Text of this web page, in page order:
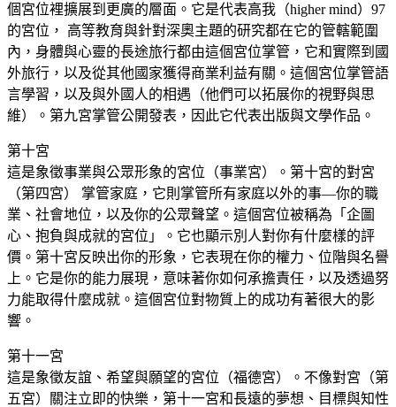
個宮位裡擴展到更廣的層面。它是代表高我（higher mind）97
的宮位， 高等教育與針對深奧主題的研究都在它的管轄範圍
內，身體與心靈的長途旅行都由這個宮位掌管，它和實際到國
外旅行，以及從其他國家獲得商業利益有關。這個宮位掌管語
言學習，以及與外國人的相遇（他們可以拓展你的視野與思
維）。第九宮掌管公開發表，因此它代表出版與文學作品。
第十宮
這是象徵事業與公眾形象的宮位（事業宮）。第十宮的對宮
（第四宮） 掌管家庭，它則掌管所有家庭以外的事—你的職
業、社會地位，以及你的公眾聲望。這個宮位被稱為「企圖
心、抱負與成就的宮位」。它也顯示別人對你有什麼樣的評
價。第十宮反映出你的形象，它表現在你的權力、位階與名譽
上。它是你的能力展現，意味著你如何承擔責任，以及透過努
力能取得什麼成就。這個宮位對物質上的成功有著很大的影
響。
第十一宮
這是象徵友誼、希望與願望的宮位（福德宮）。不像對宮（第
五宮）關注立即的快樂，第十一宮和長遠的夢想、目標與知性